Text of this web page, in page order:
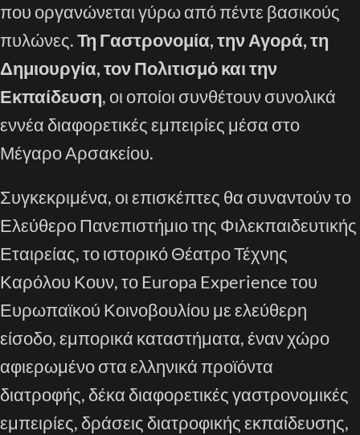
που οργανώνεται γύρω από πέντε βασικούς
πυλώνες.Τη Γαστρονομία, την Αγορά, τη
Δημιουργία, τον Πολιτισμό και την
Εκπαίδευση, οι οποίοι συνθέτουν συνολικά
εννέα διαφορετικές εμπειρίες μέσα στο
Μέγαρο Αρσακείου.
Συγκεκριμένα, οι επισκέπτες θα συναντούν το
Ελεύθερο Πανεπιστήμιο της Φιλεκπαιδευτικής
Εταιρείας, το ιστορικό Θέατρο Τέχνης
Καρόλου Κουν, το Europa Experience του
Ευρωπαϊκού Κοινοβουλίου με ελεύθερη
είσοδο, εμπορικά καταστήματα, έναν χώρο
αφιερωμένο στα ελληνικά προϊόντα
διατροφής, δέκα διαφορετικές γαστρονομικές
εμπειρίες, δράσεις διατροφικής εκπαίδευσης,